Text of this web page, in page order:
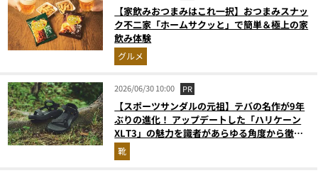
【家飲みおつまみはこれ一択】おつまみスナッ
ク不二家「ホームサクッと」で簡単＆極上の家
飲み体験
グルメ
2026/06/30 10:00 PR
【スポーツサンダルの元祖】テバの名作が9年
ぶりの進化！ アップデートした「ハリケーン
XLT3」の魅力を識者があらゆる角度から徹底
解説！
靴